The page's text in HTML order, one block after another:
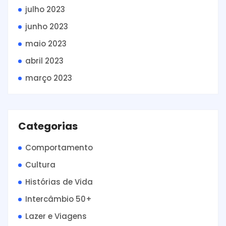
julho 2023
junho 2023
maio 2023
abril 2023
março 2023
Categorias
Comportamento
Cultura
Histórias de Vida
Intercâmbio 50+
Lazer e Viagens